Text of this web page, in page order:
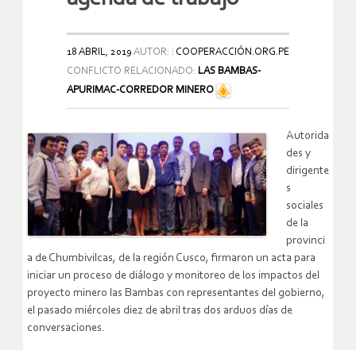
18 ABRIL, 2019 AUTOR:
COOPERACCIÓN.ORG.PE
CONFLICTO RELACIONADO: LAS BAMBAS-
APURIMAC-CORREDOR MINERO
Autorida
des y
dirigente
s
sociales
de la
provinci
a de Chumbivilcas, de la región Cusco, firmaron un acta para
iniciar un proceso de diálogo y monitoreo de los impactos del
proyecto minero las Bambas con representantes del gobierno,
el pasado miércoles diez de abril tras dos arduos días de
conversaciones.